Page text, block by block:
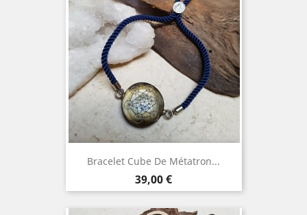
Bracelet Cube De Métatron...
Prix
39,00 €